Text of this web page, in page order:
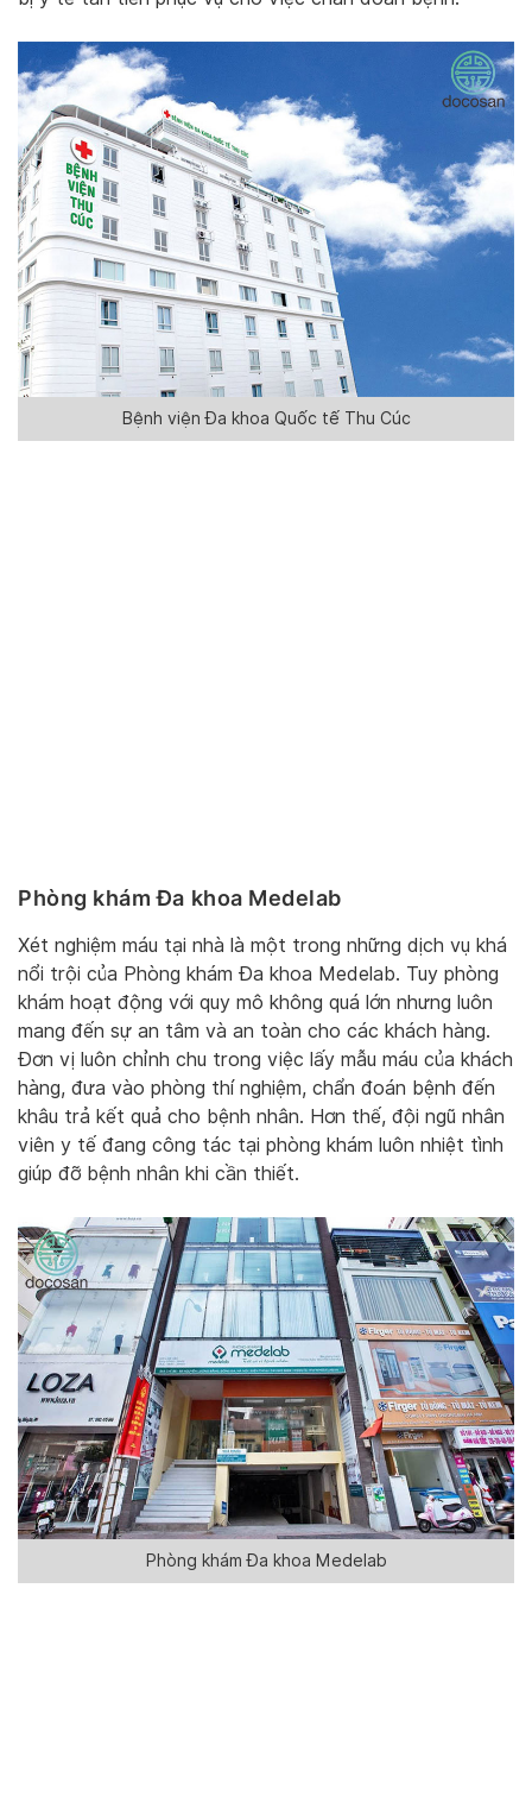
Bệnh viện Đa khoa Quốc tế Thu Cúc
Phòng khám Đa khoa Medelab
Xét nghiệm máu tại nhà là một trong những dịch vụ khá
nổi trội của Phòng khám Đa khoa Medelab. Tuy phòng
khám hoạt động với quy mô không quá lớn nhưng luôn
mang đến sự an tâm và an toàn cho các khách hàng.
Đơn vị luôn chỉnh chu trong việc lấy mẫu máu của khách
hàng, đưa vào phòng thí nghiệm, chẩn đoán bệnh đến
khâu trả kết quả cho bệnh nhân. Hơn thế, đội ngũ nhân
viên y tế đang công tác tại phòng khám luôn nhiệt tình
giúp đỡ bệnh nhân khi cần thiết.
Phòng khám Đa khoa Medelab